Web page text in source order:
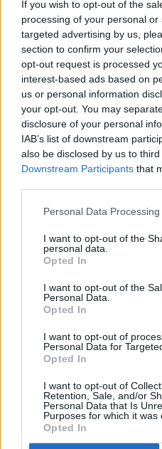
If you wish to opt-out of the
processing of your personal
targeted advertising by us,
section to confirm your
opt-out request is processed
interest-based ads based on
us or personal information
your opt-out. You may
disclosure of your personal
IAB’s list of downstream
also be disclosed by us to
Downstream Participants that
Personal Data
I want to opt-out of the
personal data.
Opted In
I want to opt-out of the
Personal Data.
Opted In
I want to opt-out of
Personal Data for
Opted In
I want to opt-out of
Retention, Sale, and/or
Personal Data that Is
Purposes for which it was
Opted In
disputar el Mundial de
exigente con un recorrido
que representará a
Su clasificación llegó tras
subcampeona de España
resultado que le otorgó
Mundial. Desde entonces,
preparación específica,
su verano y arropada
compañeros de club, que
entrenamientos y
duro, pero cada palada
El Club Marlines también
representación
que logró su plaza
Un equipo que no deja de